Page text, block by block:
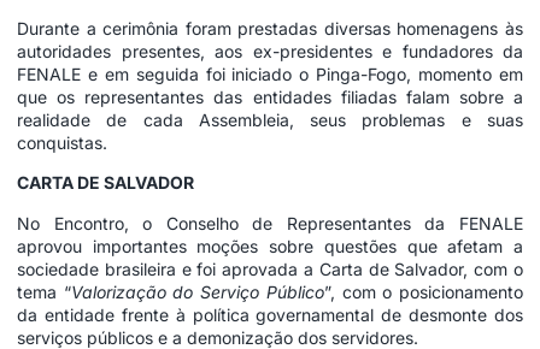
Durante a cerimônia foram prestadas diversas homenagens às
autoridades presentes, aos ex-presidentes e fundadores da
FENALE e em seguida foi iniciado o Pinga-Fogo, momento em
que os representantes das entidades filiadas falam sobre a
realidade de cada Assembleia, seus problemas e suas
conquistas.
CARTA DE SALVADOR
No Encontro, o Conselho de Representantes da FENALE
aprovou importantes moções sobre questões que afetam a
sociedade brasileira e foi aprovada a Carta de Salvador, com o
tema “Valorização do Serviço Público”, com o posicionamento
da entidade frente à política governamental de desmonte dos
serviços públicos e a demonização dos servidores.